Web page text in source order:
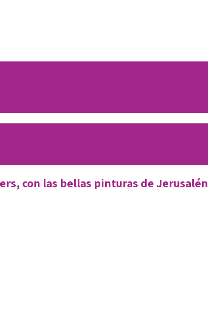
con las bellas pinturas de Jerusalén